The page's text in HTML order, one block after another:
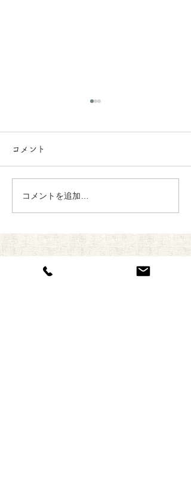
グラノーラの原材料を変
コメント
コメントを追加…